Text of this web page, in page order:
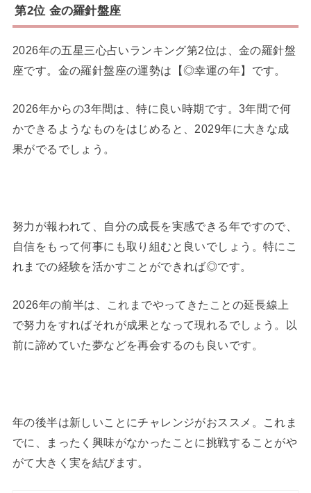
第2位 金の羅針盤座
2026年の五星三心占いランキング第2位は、金の羅針盤
座です。金の羅針盤座の運勢は【◎幸運の年】です。
2026年からの3年間は、特に良い時期です。3年間で何
かできるようなものをはじめると、2029年に大きな成
果がでるでしょう。
努力が報われて、自分の成長を実感できる年ですので、
自信をもって何事にも取り組むと良いでしょう。特にこ
れまでの経験を活かすことができれば◎です。
2026年の前半は、これまでやってきたことの延長線上
で努力をすればそれが成果となって現れるでしょう。以
前に諦めていた夢などを再会するのも良いです。
年の後半は新しいことにチャレンジがおススメ。これま
でに、まったく興味がなかったことに挑戦することがや
がて大きく実を結びます。